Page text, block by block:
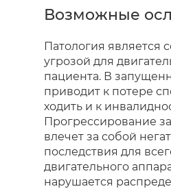
Возможные
Патология является
угрозой для
пациента. В
приводит к потере
ходить и к
Прогрессирование
влечет за собой
последствия для
двигательного
нарушается